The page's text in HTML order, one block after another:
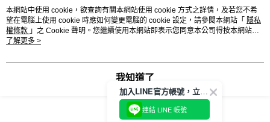
熱門標籤
本網站中使用 cookie，欲查詢有關本網站使用 cookie 方式之詳情，及若您不希
望在電腦上使用 cookie 時應如何變更電腦的 cookie 設定，請參閱本網站「 隱私
權條款 」之 Cookie 聲明。您繼續使用本網站即表示您同意本公司得按本網站使
用條款之 Cookie 聲明使用 cookie。
了解更多 >
我知道了
加入LINE官方帳號，立即獲得$100購物金!
連結 LINE 帳號